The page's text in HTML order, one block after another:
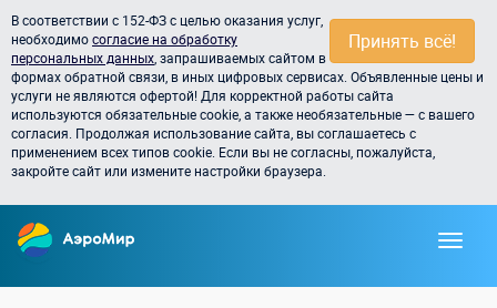
Принять всё!
В соответствии с 152-ФЗ с целью оказания услуг,
необходимосогласие на обработку
персональных данных , запрашиваемых сайтом в
формах обратной связи, в иных цифровых сервисах. Объявленные цены и
услуги не являются офертой! Для корректной работы сайта
используются обязательные cookie, а также необязательные — с вашего
согласия. Продолжая использование сайта, вы соглашаетесь с
применением всех типов cookie. Если вы не согласны, пожалуйста,
закройте сайт или измените настройки браузера.